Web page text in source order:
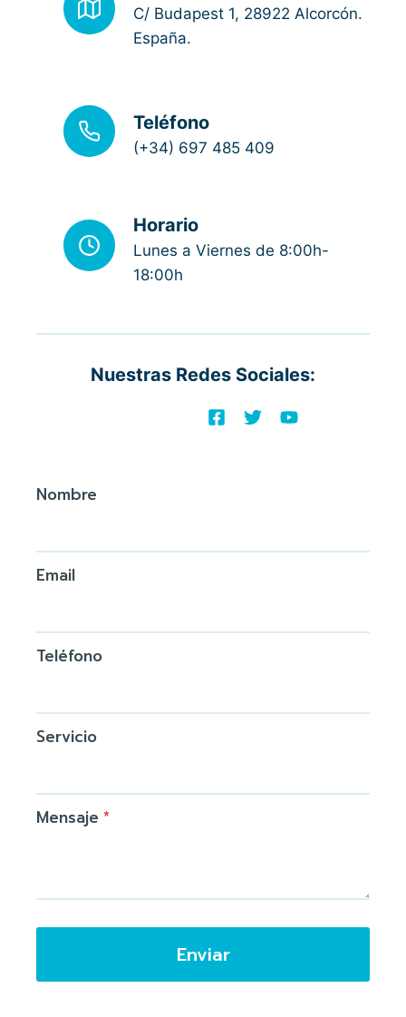
C/ Budapest 1, 28922 Alcorcón.
España.
Teléfono
(+34) 697 485 409
Horario
Lunes a Viernes de 8:00h-
18:00h
Nuestras Redes Sociales:
Nombre
Email
Teléfono
Servicio
Mensaje *
Enviar